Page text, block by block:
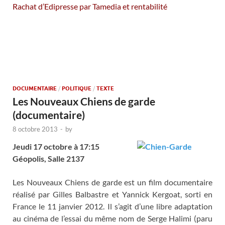
Rachat d’Edipresse par Tamedia et rentabilité
DOCUMENTAIRE / POLITIQUE / TEXTE
Les Nouveaux Chiens de garde
(documentaire)
8 octobre 2013 - by
Jeudi 17 octobre à 17:15
Géopolis, Salle 2137
Les Nouveaux Chiens de garde est un film documentaire
réalisé par Gilles Balbastre et Yannick Kergoat, sorti en
France le 11 janvier 2012. Il s’agit d’une libre adaptation
au cinéma de l’essai du même nom de Serge Halimi (paru